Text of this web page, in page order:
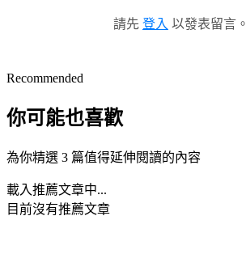
請先 登入 以發表留言。
Recommended
你可能也喜歡
為你精選 3 篇值得延伸閱讀的內容
載入推薦文章中...
目前沒有推薦文章